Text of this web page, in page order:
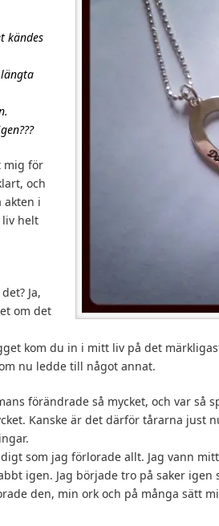
kändes
mig för
och
akten i
liv helt
Ja,
om det
kom du in i mitt liv på det
nu ledde till något annat.
förändrade så mycket, och var så
Kanske är det därför tårarna just
som jag förlorade allt. Jag vann
igen. Jag började tro på saker
den, min ork och på många sätt